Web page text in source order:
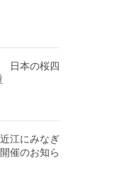
日本の桜四
江にみなぎ
催のお知ら